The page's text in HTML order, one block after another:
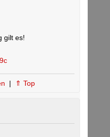
gilt es!
| ⇑ Top